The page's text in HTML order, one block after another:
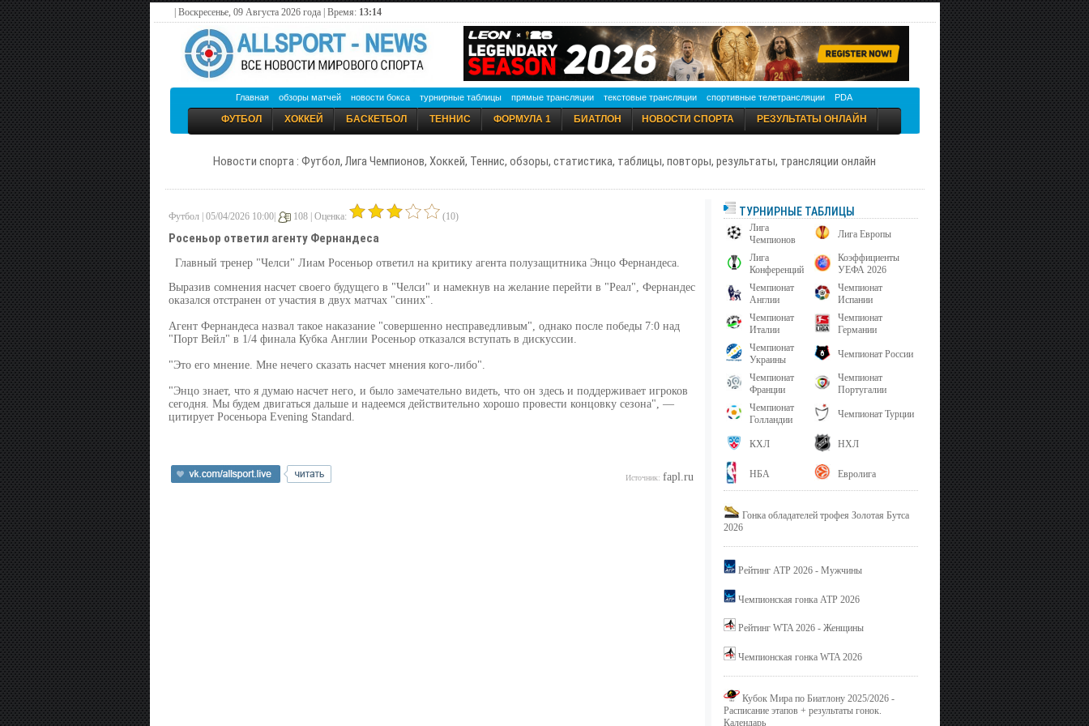
| Воскресенье, 09 Августа 2026 года | Время: 13:14
Главная обзоры матчей новости бокса турнирные таблицы прямые трансляции текстовые трансляции спортивные телетрансляции PDA
ФУТБОЛ ХОККЕЙ БАСКЕТБОЛ ТЕННИС ФОРМУЛА 1 БИАТЛОН НОВОСТИ СПОРТА РЕЗУЛЬТАТЫ ОНЛАЙН
Новости спорта : Футбол, Лига Чемпионов, Хоккей, Теннис, обзоры, статистика, таблицы, повторы, результаты, трансляции онлайн
Футбол | 05/04/2026 10:00| 108 | Оценка: (10)
Росеньор ответил агенту Фернандеса
Главный тренер "Челси" Лиам Росеньор ответил на критику агента полузащитника Энцо Фернандеса.
Выразив сомнения насчет своего будущего в "Челси" и намекнув на желание перейти в "Реал", Фернандес
оказался отстранен от участия в двух матчах "синих".
Агент Фернандеса назвал такое наказание "совершенно несправедливым", однако после победы 7:0 над
"Порт Вейл" в 1/4 финала Кубка Англии Росеньор отказался вступать в дискуссии.
"Это его мнение. Мне нечего сказать насчет мнения кого-либо".
"Энцо знает, что я думаю насчет него, и было замечательно видеть, что он здесь и поддерживает игроков
сегодня. Мы будем двигаться дальше и надеемся действительно хорошо провести концовку сезона", —
цитирует Росеньора Evening Standard.
Источник: fapl.ru
ТУРНИРНЫЕ ТАБЛИЦЫ
Лига
Чемпионов
Лига Европы
Лига
Конференций
Коэффициенты
УЕФА 2026
Чемпионат
Англии
Чемпионат
Испании
Чемпионат
Италии
Чемпионат
Германии
Чемпионат
Украины
Чемпионат России
Чемпионат
Франции
Чемпионат
Португалии
Чемпионат
Голландии
Чемпионат Турции
КХЛ НХЛ
НБА Евролига
Гонка обладателей трофея Золотая Бутса
2026
Рейтинг ATP 2026 - Мужчины
Чемпионская гонка ATP 2026
Рейтинг WTA 2026 - Женщины
Чемпионская гонка WTA 2026
Кубок Мира по Биатлону 2025/2026 -
Расписание этапов + результаты гонок.
Календарь